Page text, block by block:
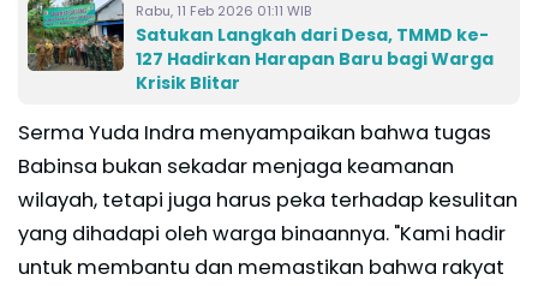
Rabu, 11 Feb 2026 01:11 WIB
Satukan Langkah dari Desa, TMMD ke-
127 Hadirkan Harapan Baru bagi Warga
Krisik Blitar
Serma Yuda Indra menyampaikan bahwa tugas
Babinsa bukan sekadar menjaga keamanan
wilayah, tetapi juga harus peka terhadap kesulitan
yang dihadapi oleh warga binaannya. "Kami hadir
untuk membantu dan memastikan bahwa rakyat